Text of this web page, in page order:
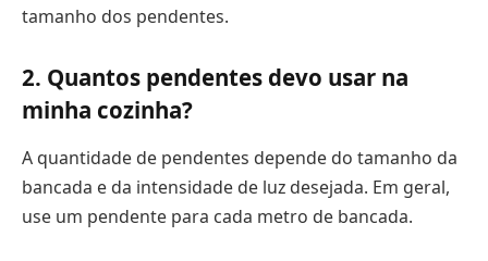
tamanho dos pendentes.
2. Quantos pendentes devo usar na
minha cozinha?
A quantidade de pendentes depende do tamanho da
bancada e da intensidade de luz desejada. Em geral,
use um pendente para cada metro de bancada.